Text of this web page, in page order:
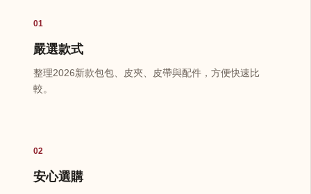
01
嚴選款式
整理2026新款包包、皮夾、皮帶與配件，方便快速比
較。
02
安心選購